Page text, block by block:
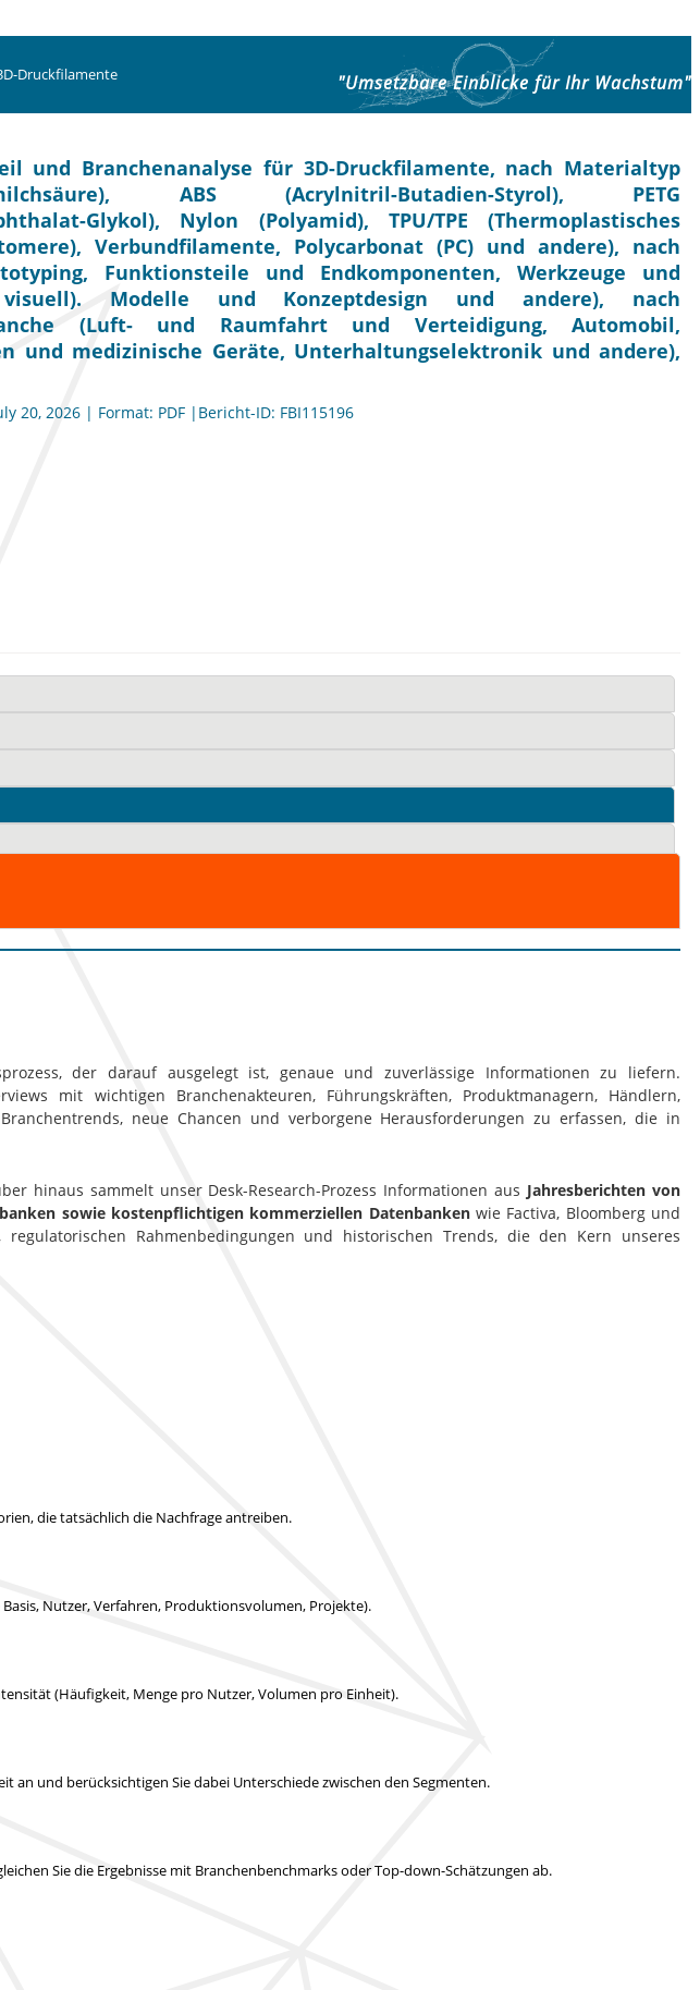
Druckfilamente "Umsetzbare Einblicke für Ihr Wachstum"
und Branchenanalyse für 3D-Druckfilamente, nach Materialtyp
ABS (Acrylnitril-Butadien-Styrol), PETG
Glykol), Nylon (Polyamid), TPU/TPE (Thermoplastisches
Verbundfilamente, Polycarbonat (PC) und andere), nach
Funktionsteile und Endkomponenten, Werkzeuge und
visuell). Modelle und Konzeptdesign und andere), nach
(Luft- und Raumfahrt und Verteidigung, Automobil,
und medizinische Geräte, Unterhaltungselektronik und andere),
20, 2026 | Format: PDF |Bericht-ID: FBI115196
der darauf ausgelegt ist, genaue und zuverlässige Informationen zu liefern.
mit wichtigen Branchenakteuren, Führungskräften, Produktmanagern, Händlern,
neue Chancen und verborgene Herausforderungen zu erfassen, die in
hinaus sammelt unser Desk-Research-Prozess Informationen aus Jahresberichten von
sowie kostenpflichtigen kommerziellen Datenbankenwie Factiva, Bloomberg und
Rahmenbedingungen und historischen Trends, die den Kern unseres
die tatsächlich die Nachfrage antreiben.
Nutzer, Verfahren, Produktionsvolumen, Projekte).
(Häufigkeit, Menge pro Nutzer, Volumen pro Einheit).
und berücksichtigen Sie dabei Unterschiede zwischen den Segmenten.
Sie die Ergebnisse mit Branchenbenchmarks oder Top-down-Schätzungen ab.